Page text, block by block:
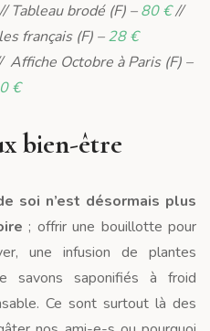
Tableau brodé (F) –80 €//
français (F) –28 €
Octobre à Paris (F) –
€
bien-être
soi n’est désormais plus
; offrir une bouillotte pour
une infusion de plantes
savons saponifiés à froid
Ce sont surtout là des